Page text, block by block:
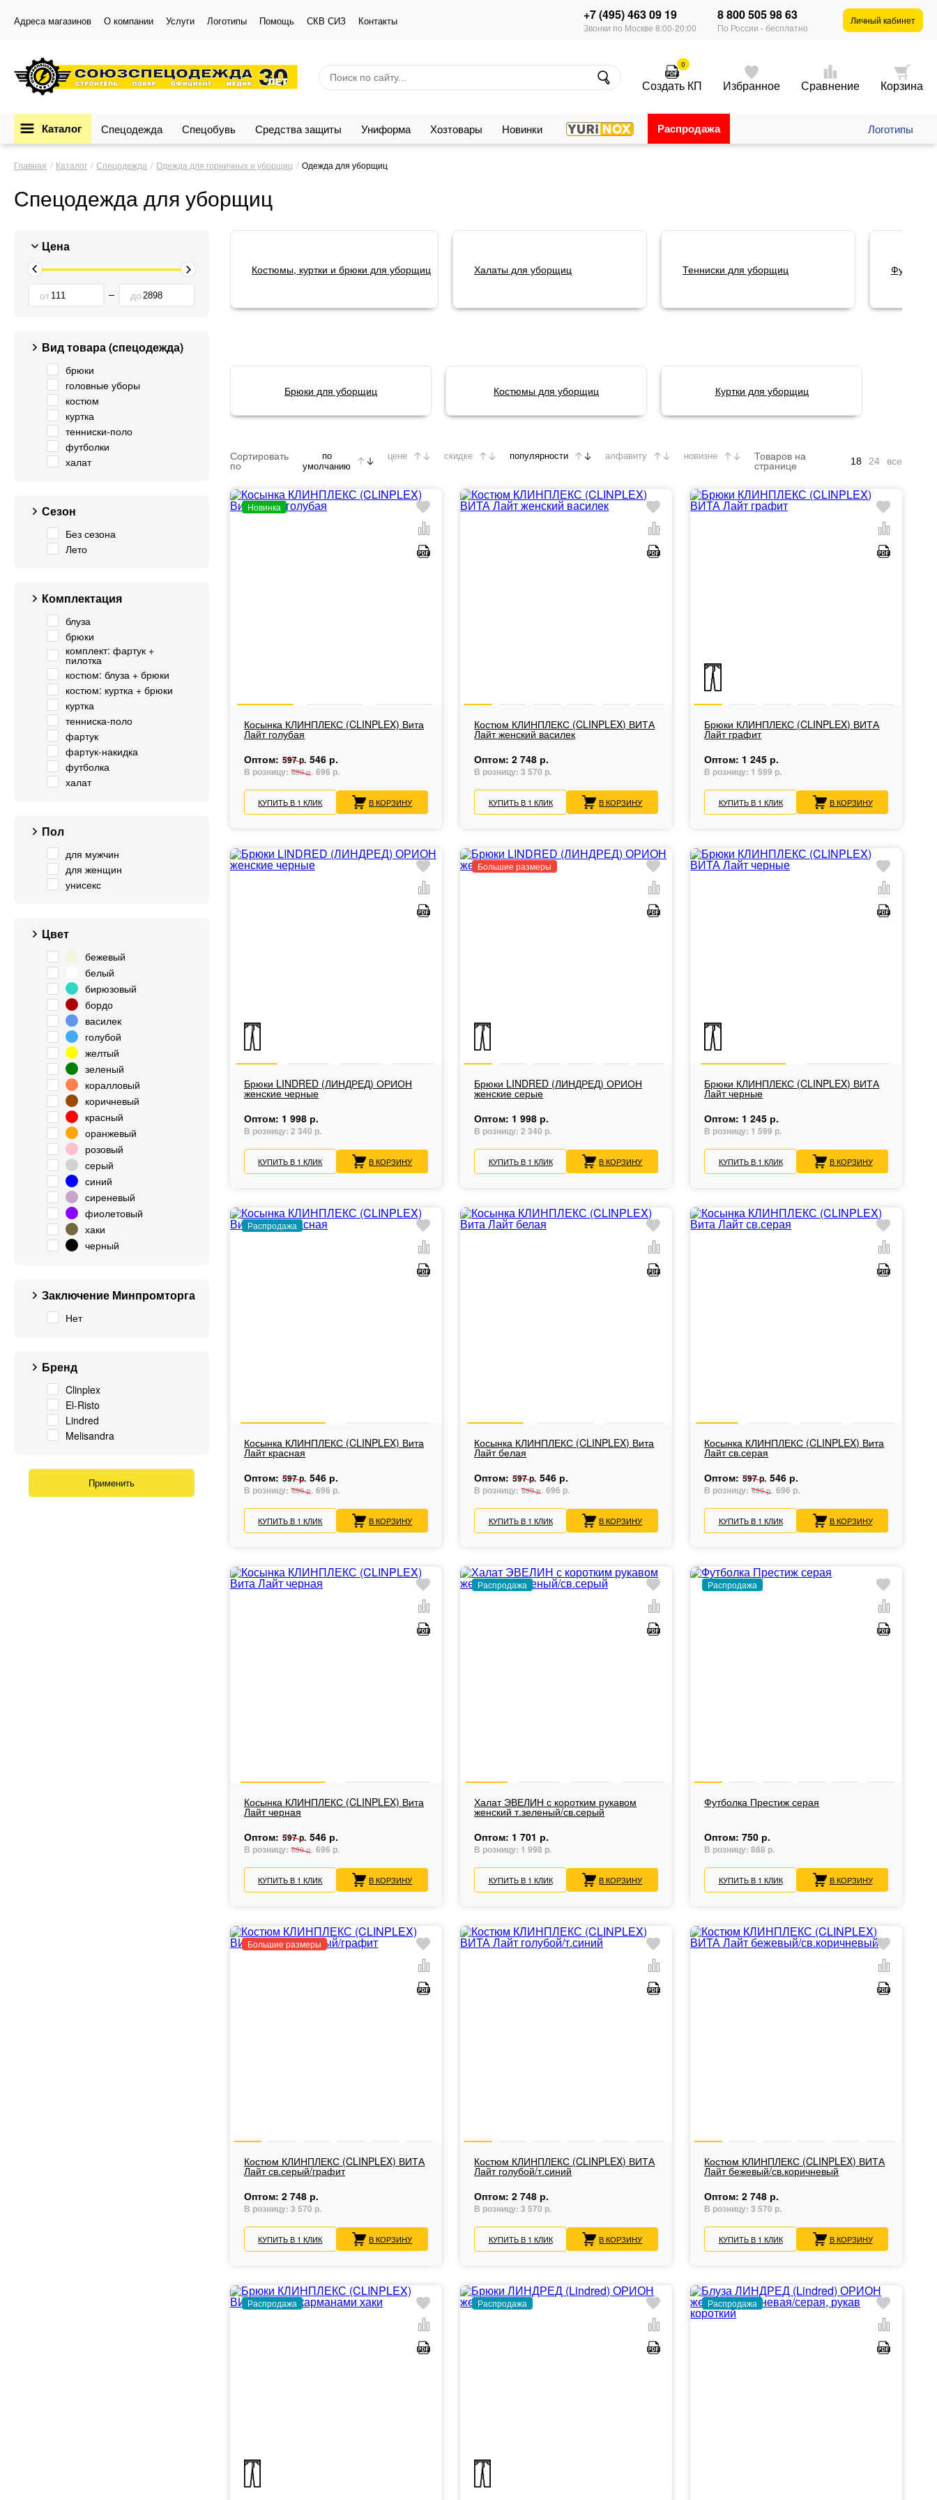
Адреса магазинов О компании Услуги Логотипы Помощь СКВ СИЗ Контакты +7 (495) 463 09 19
Звонки по Москве 8:00-20:00
8 800 505 98 63
По России - бесплатно
Личный кабинет
0
Создать КП Избранное Сравнение Корзина
Каталог Спецодежда Спецобувь Средства защиты Униформа Хозтовары Новинки Распродажа Логотипы
Главная Каталог Спецодежда Одежда для горничных и уборщиц Одежда для уборщиц
Спецодежда для уборщиц
Цена
от до
Вид товара (спецодежда)
брюки
головные уборы
костюм
куртка
тенниски-поло
футболки
халат
Сезон
Без сезона
Лето
Комплектация
блуза
брюки
комплект: фартук +
пилотка
костюм: блуза + брюки
костюм: куртка + брюки
куртка
тенниска-поло
фартук
фартук-накидка
футболка
халат
Пол
для мужчин
для женщин
унисекс
Цвет
бежевый
белый
бирюзовый
бордо
василек
голубой
желтый
зеленый
коралловый
коричневый
красный
оранжевый
розовый
серый
синий
сиреневый
фиолетовый
хаки
черный
Заключение Минпромторга
Нет
Бренд
Clinplex
El-Risto
Lindred
Melisandra
Костюмы, куртки и брюки для уборщиц Халаты для уборщиц Тенниски для уборщиц
Брюки для уборщиц Костюмы для уборщиц Куртки для уборщиц
Сортировать
по
по
умолчанию
цене скидке популярности алфавиту новизне Товаров на
странице 18 24 все
Новинка
Косынка КЛИНПЛЕКС (CLINPLEX) Вита
Лайт голубая
Оптом: 597 р. 546 р.
В розницу: 699 р. 696 р.
КУПИТЬ В 1 КЛИК В КОРЗИНУ
Костюм КЛИНПЛЕКС (CLINPLEX) ВИТА
Лайт женский василек
Оптом:2 748 р.
В розницу:3 570 р.
КУПИТЬ В 1 КЛИК В КОРЗИНУ
Брюки КЛИНПЛЕКС (CLINPLEX) ВИТА
Лайт графит
Оптом: 1 245 р.
В розницу: 1 599 р.
КУПИТЬ В 1 КЛИК В КОРЗИНУ
Брюки LINDRED (ЛИНДРЕД) ОРИОН
женские черные
Оптом: 1 998 р.
В розницу: 2 340 р.
КУПИТЬ В 1 КЛИК В КОРЗИНУ
Большие размеры
Брюки LINDRED (ЛИНДРЕД) ОРИОН
женские серые
Оптом: 1 998 р.
В розницу:2 340 р.
КУПИТЬ В 1 КЛИК В КОРЗИНУ
Брюки КЛИНПЛЕКС (CLINPLEX) ВИТА
Лайт черные
Оптом: 1 245 р.
В розницу: 1 599 р.
КУПИТЬ В 1 КЛИК В КОРЗИНУ
Распродажа
Косынка КЛИНПЛЕКС (CLINPLEX) Вита
Лайт красная
Оптом: 597 р. 546 р.
В розницу: 699 р. 696 р.
КУПИТЬ В 1 КЛИК В КОРЗИНУ
Косынка КЛИНПЛЕКС (CLINPLEX) Вита
Лайт белая
Оптом: 597 р. 546 р.
В розницу:699 р. 696 р.
КУПИТЬ В 1 КЛИК В КОРЗИНУ
Косынка КЛИНПЛЕКС (CLINPLEX) Вита
Лайт св.серая
Оптом: 597 р. 546 р.
В розницу:699 р. 696 р.
КУПИТЬ В 1 КЛИК В КОРЗИНУ
Косынка КЛИНПЛЕКС (CLINPLEX) Вита
Лайт черная
Оптом: 597 р. 546 р.
В розницу: 699 р. 696 р.
КУПИТЬ В 1 КЛИК В КОРЗИНУ
Распродажа
Халат ЭВЕЛИН с коротким рукавом
женский т.зеленый/св.серый
Оптом: 1 701 р.
В розницу: 1 998 р.
КУПИТЬ В 1 КЛИК В КОРЗИНУ
Распродажа
Футболка Престиж серая
Оптом:750 р.
В розницу:888 р.
КУПИТЬ В 1 КЛИК В КОРЗИНУ
Большие размеры
Костюм КЛИНПЛЕКС (CLINPLEX) ВИТА
Лайт св.серый/графит
Оптом: 2 748 р.
В розницу: 3 570 р.
КУПИТЬ В 1 КЛИК В КОРЗИНУ
Костюм КЛИНПЛЕКС (CLINPLEX) ВИТА
Лайт голубой/т.синий
Оптом:2 748 р.
В розницу:3 570 р.
КУПИТЬ В 1 КЛИК В КОРЗИНУ
Костюм КЛИНПЛЕКС (CLINPLEX) ВИТА
Лайт бежевый/св.коричневый
Оптом:2 748 р.
В розницу:3 570 р.
КУПИТЬ В 1 КЛИК В КОРЗИНУ
Распродажа Распродажа Распродажа
×